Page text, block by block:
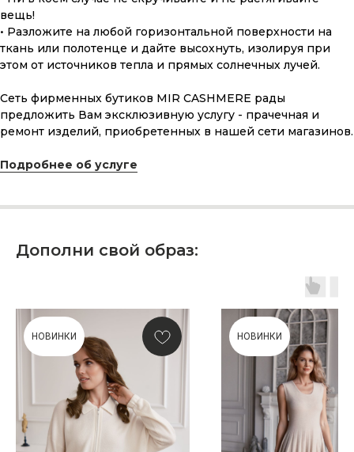
вещь!
• Разложите на любой горизонтальной поверхности на
ткань или полотенце и дайте высохнуть, изолируя при
этом от источников тепла и прямых солнечных лучей.
Сеть фирменных бутиков MIR CASHMERE рады
предложить Вам эксклюзивную услугу - прачечная и
ремонт изделий, приобретенных в нашей сети магазинов.
Подробнее об услуге
Дополни свой образ:
НОВИНКИ НОВИНКИ
Что может быть лучше подарка,
КУПИТЬ КАРТУ
Скидка 10% за подписку
на Телеграм канал
Новинки, акции, подарки
и модный журнал — всё это
в нашем телеграмм канале: